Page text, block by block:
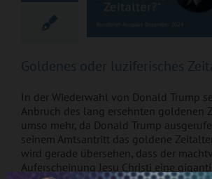
Goldenes oder luziferisches
In der Wiederwahl von Donald Trump
Anbruch des lang ersehnten goldenen
umso mehr, da Donald Trump
seinem Amtsantritt das goldene Zeitalter
wird gerade übersehen, dass der
Auferscheinung Jesu Christi eine